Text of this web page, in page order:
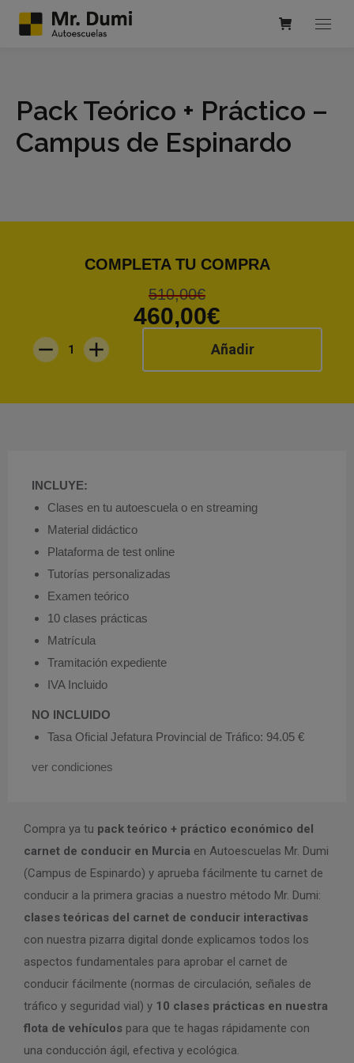
Pack Teórico + Práctico –
Campus de Espinardo
INCLUYE:
Clases en tu autoescuela o en streaming
Material didáctico
Plataforma de test online
Tutorías personalizadas
Examen teórico
10 clases prácticas
Matrícula
Tramitación expediente
IVA Incluido
NO INCLUIDO
Tasa Oficial Jefatura Provincial de Tráfico: 94.05 €
ver condiciones
Compra ya tu pack teórico + práctico económico del
carnet de conducir en Murcia en Autoescuelas Mr. Dumi
(Campus de Espinardo) y aprueba fácilmente tu carnet de
conducir a la primera gracias a nuestro método Mr. Dumi:
clases teóricas del carnet de conducir interactivas
con nuestra pizarra digital donde explicamos todos los
aspectos fundamentales para aprobar el carnet de
conducir fácilmente (normas de circulación, señales de
tráfico y seguridad vial) y 10 clases prácticas en nuestra
flota de vehículos para que te hagas rápidamente con
una conducción ágil, efectiva y ecológica.
COMPLETA TU COMPRA
510,00€
460,00€
Añadir